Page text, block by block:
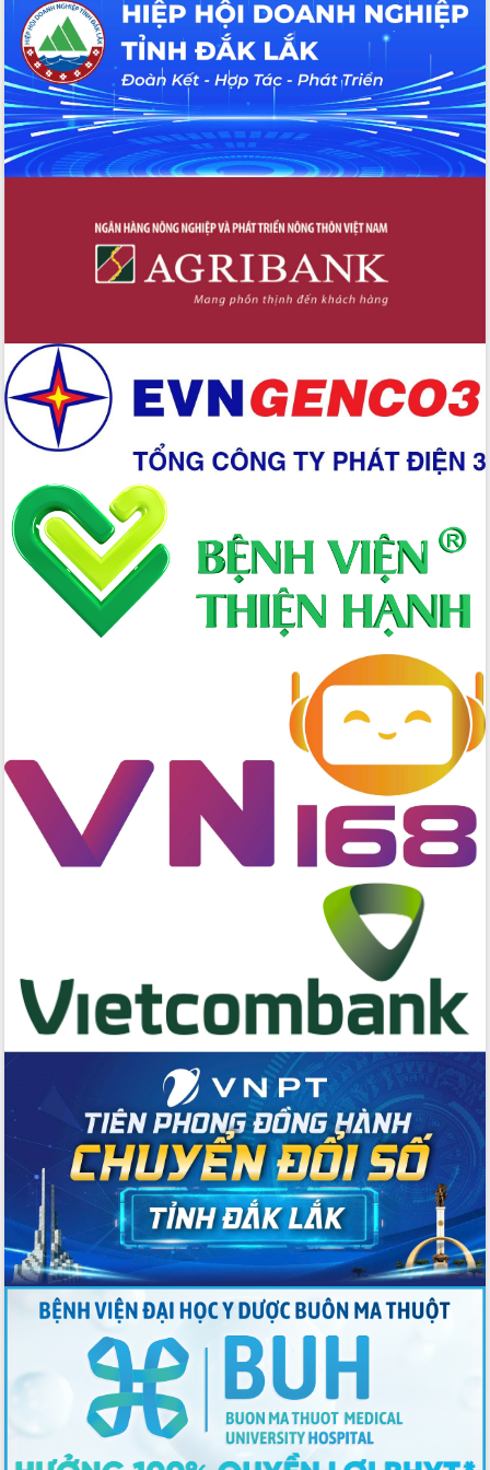
hiện nhiệm vụ quản lý tài sản công
hàng tuần
Tháo gỡ những vướng mắc, đẩy mạnh
công tác cải cách thủ tục hành chính
tại Trung tâm Phục vụ hành chính
công tỉnh
Đắk Lắk: Tôn vinh 46 giải pháp tại Hội
về phát triển nuôi trồng thủy sản
Phó Chủ tịch UBND tỉnh Đắk Lắk
Trương Công Thái kiểm tra thực địa
Dự án cao tốc Khánh Hòa - Buôn Ma
Định vị cà phê Việt Nam như một “di
sản sống” trong dòng chảy toàn cầu
Xây dựng nông thôn mới: Nâng cao đời
sống người dân từ những mô hình thiết
thực
Quyết liệt tháo gỡ vướng mắc, đẩy
nhanh tiến độ các dự án trọng điểm
trong Khu kinh tế Nam Phú Yên
Hòn Yến phát triển du lịch gắn với bảo
tồn biển
Lấy ý kiến điều chỉnh Quy hoạch tỉnh
Đắk Lắk thời kỳ 2021-2030, tầm nhìn
đến năm 2050
kinh tế từ 10% trở lên trong Quý
II/2026
Đắk Lắk ký kết thỏa thuận hợp tác về
chuyển đổi số giai đoạn 2026 – 2030
với Tập đoàn Bưu chính Viễn thông
Việt Nam
du khách thông qua Hệ thống cơ sở dữ
liệu và Bản đồ số
trong thương mại điện tử năm 2026
Đoàn đại biểu Quốc hội tỉnh Đắk Lắk
trao đổi thông tin trước Kỳ họp thứ
nhất, Quốc hội khóa XVI
Quyết liệt cải cách hành chính, khơi
thông nguồn lực phát triển
Nâng cao hiệu lực, hiệu quả HĐND
tỉnh thông qua hiện đại hóa hành chính
Xã Ea Phê gắn cải cách hành chính với
chuyển đổi số
Phó Chủ tịch Thường trực UBND tỉnh
Hồ Thị Nguyên Thảo làm việc tại Trung
tâm Phục vụ hành chính công xã Ea
Phê
Xây dựng nền hành chính số đồng
hành cùng nông dân dân, doanh nghiệp
Giai đoạn 2026-2030, Đắk Lắk phấn